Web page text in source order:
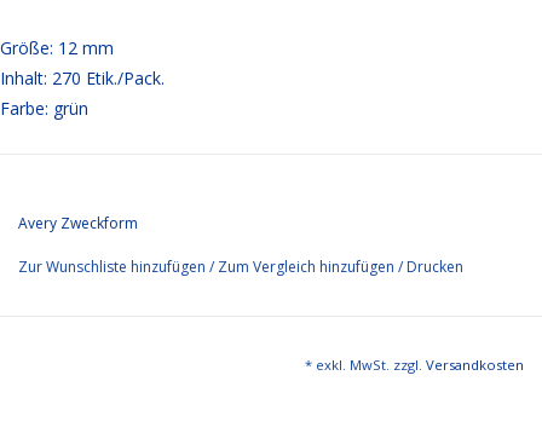
Größe: 12 mm
Inhalt: 270 Etik./Pack.
Farbe: grün
Avery Zweckform
Zur Wunschliste hinzufügen / Zum Vergleich hinzufügen / Drucken
* exkl. MwSt. zzgl. Versandkosten